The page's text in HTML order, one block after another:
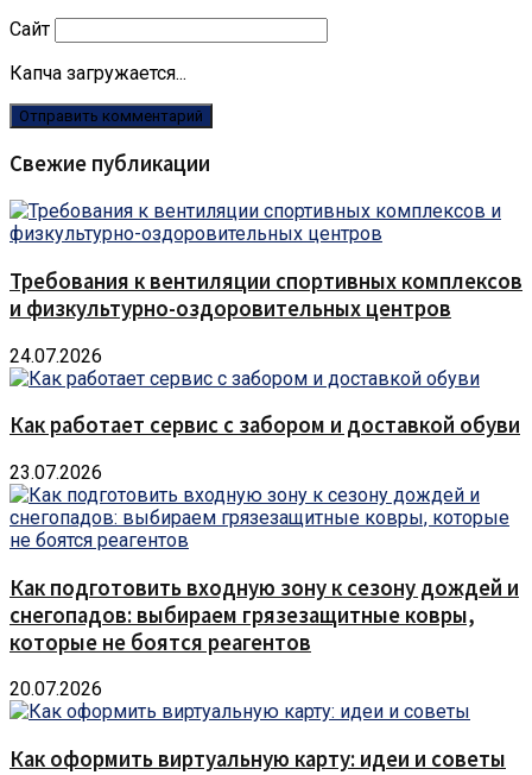
Сайт
Капча загружается...
Свежие публикации
Требования к вентиляции спортивных комплексов
и физкультурно-оздоровительных центров
24.07.2026
Как работает сервис с забором и доставкой обуви
23.07.2026
Как подготовить входную зону к сезону дождей и
снегопадов: выбираем грязезащитные ковры,
которые не боятся реагентов
20.07.2026
Как оформить виртуальную карту: идеи и советы